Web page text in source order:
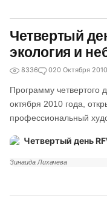
Четвертый
экология и
8336 020 Октября 2010
Программу четвертого
октября 2010 года,
профессиональный
Зинаида Лихачева